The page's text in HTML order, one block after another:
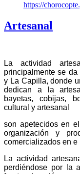
https://
Artesanal
La actividad
principalmente se
y La Capilla, donde
dedican a la
bayetas, cobijas,
cultural y artesanal
son apetecidos en
organización y
comercializados en
La actividad
perdiéndose por la